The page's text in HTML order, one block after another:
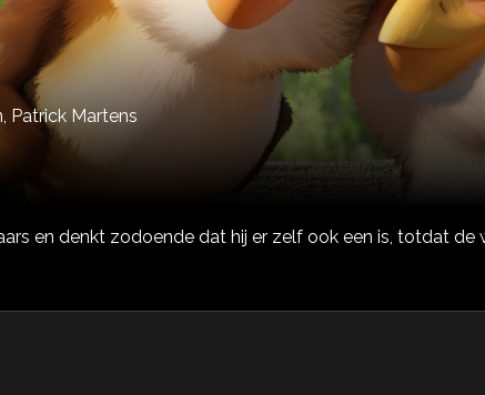
Patrick Martens
en denkt zodoende dat hij er zelf ook een is, totdat